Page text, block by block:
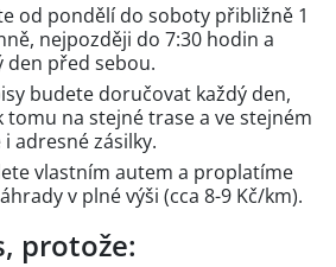
od pondělí do soboty přibližně 1
nejpozději do 7:30 hodin a
den před sebou.
budete doručovat každý den,
tomu na stejné trase a ve stejném
adresné zásilky.
vlastním autem a proplatíme
v plné výši (cca 8-9 Kč/km).
protože: